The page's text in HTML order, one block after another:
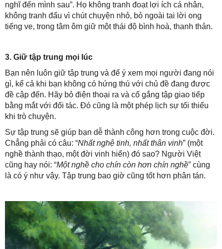
nghĩ đến mình sau”. Họ không tranh đoạt lợi ích cá nhân,
không tranh đấu vì chút chuyện nhỏ, bỏ ngoài tai lời ong
tiếng ve, trong tâm ôm giữ một thái độ bình hoà, thanh thản.
3. Giữ tập trung mọi lúc
Bạn nên luôn giữ tập trung và để ý xem mọi người đang nói
gì, kể cả khi bạn không có hứng thú với chủ đề đang được
đề cập đến. Hãy bỏ điện thoại ra và cố gắng tập giao tiếp
bằng mắt với đối tác. Đó cũng là một phép lịch sự tối thiểu
khi trò chuyện.
Sự tập trung sẽ giúp bạn dễ thành công hơn trong cuộc đời.
Chẳng phải có câu: “Nhất nghệ tinh, nhất thân vinh” (một
nghề thành thạo, một đời vinh hiển) đó sao? Người Việt
cũng hay nói: “Một nghề cho chín còn hơn chín nghề” cùng
là có ý như vậy. Tập trung bao giờ cũng tốt hơn phân tán.